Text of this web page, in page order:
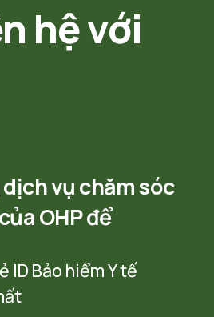
hệ với
vụ chăm sóc
OHP để
ID Bảo hiểm Y tế